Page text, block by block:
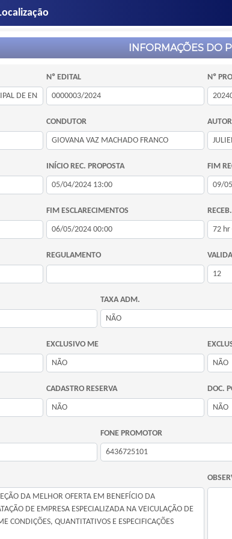
INFORMAÇÕES DO
Nº EDITAL Nº
CONDUTOR
INÍCIO REC. PROPOSTA FIM
FIM ESCLARECIMENTOS
REGULAMENTO
TAXA ADM.
EXCLUSIVO ME
CADASTRO RESERVA DOC.
FONE PROMOTOR